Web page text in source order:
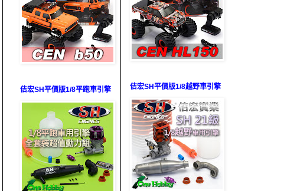
佶宏SH平價版1/8平跑車引擎 佶宏SH平價版1/8越野車引擎